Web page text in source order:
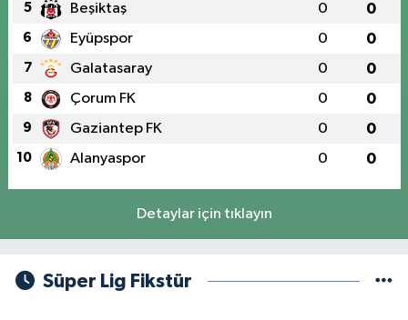
5 Beşiktaş 0 0
6 Eyüpspor 0 0
7 Galatasaray 0 0
8 Çorum FK 0 0
9 Gaziantep FK 0 0
10 Alanyaspor 0 0
Detaylar için tıklayın
Süper Lig Fikstür